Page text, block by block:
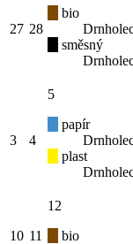
27 28
bio
směsný
3 4
5
papír
plast
10 11
12
bio